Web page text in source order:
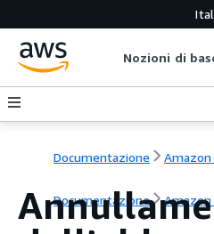
Nozioni di
Documentazione Amazon
Documentazione Amazon